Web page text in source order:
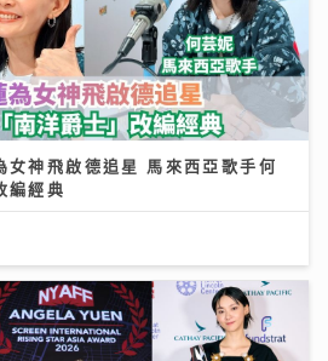
女神飛啟德追星 馬來西亞歌手何
編經典